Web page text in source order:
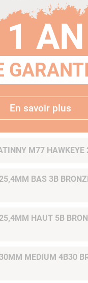
1 AN
En savoir plus
M77 HAWKEYE
BAS 3B
HAUT 5B
MEDIUM 4B30